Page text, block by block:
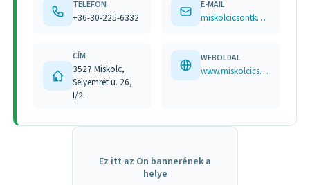
TELEFON
+36-30-225-6332
E-MAIL
miskolcicsontkovacs@gmail.com
CÍM
3527 Miskolc,
Selyemrét u. 26,
I/2.
WEBOLDAL
www.miskolcicsontkovacs.hu hu-hu.facebook.com/miskolcicsontkovacs
Ez itt az Ön bannerének a
helye